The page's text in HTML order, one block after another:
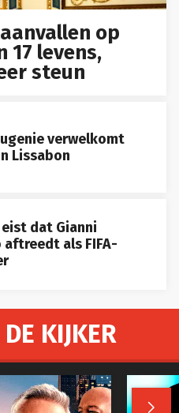
op
17 levens,
steun
verwelkomt
Lissabon
eist dat Gianni
als FIFA-
KIJKER
